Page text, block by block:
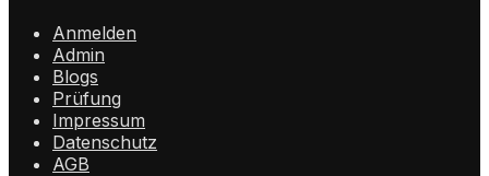
Anmelden
Admin
Blogs
Prüfung
Impressum
Datenschutz
AGB